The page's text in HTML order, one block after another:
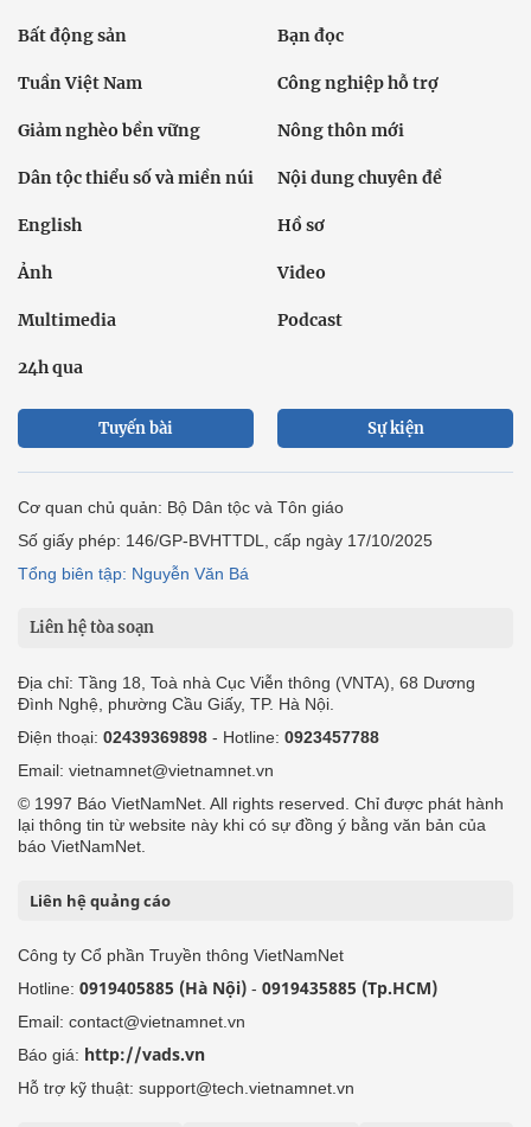
Bất động sản Bạn đọc
Tuần Việt Nam Công nghiệp hỗ trợ
Giảm nghèo bền vững Nông thôn mới
Dân tộc thiểu số và miền núi Nội dung chuyên đề
English Hồ sơ
Ảnh Video
Multimedia Podcast
24h qua
Tuyến bài Sự kiện
Cơ quan chủ quản: Bộ Dân tộc và Tôn giáo
Số giấy phép: 146/GP-BVHTTDL, cấp ngày 17/10/2025
Tổng biên tập: Nguyễn Văn Bá
Liên hệ tòa soạn
Địa chỉ: Tầng 18, Toà nhà Cục Viễn thông (VNTA), 68 Dương
Đình Nghệ, phường Cầu Giấy, TP. Hà Nội.
Điện thoại: 02439369898 - Hotline: 0923457788
Email: vietnamnet@vietnamnet.vn
© 1997 Báo VietNamNet. All rights reserved. Chỉ được phát hành
lại thông tin từ website này khi có sự đồng ý bằng văn bản của
báo VietNamNet.
Liên hệ quảng cáo
Công ty Cổ phần Truyền thông VietNamNet
Hotline: 0919405885 (Hà Nội) - 0919435885 (Tp.HCM)
Email: contact@vietnamnet.vn
Báo giá: http://vads.vn
Hỗ trợ kỹ thuật: support@tech.vietnamnet.vn